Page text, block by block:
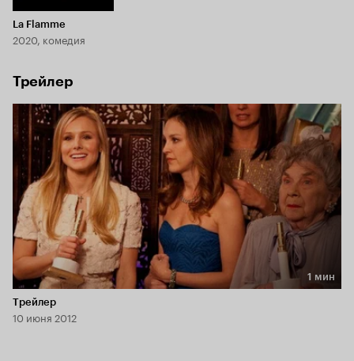
La Flamme
2020, комедия
Трейлер
Длительность 1 мин
1 мин
Трейлер
10 июня 2012